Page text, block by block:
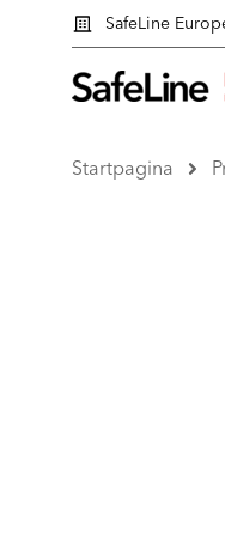
SafeLine
Startpagina